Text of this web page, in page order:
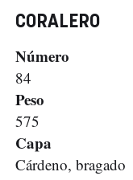
CORALERO
Número
84
Peso
575
Capa
Cárdeno, bragado